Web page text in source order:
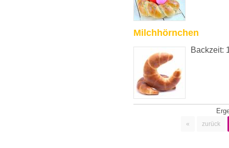
Milchhörnchen
Backzeit:
« zurück